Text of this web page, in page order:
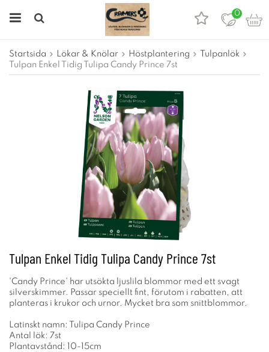
0
Startsida Lökar & Knölar Höstplantering
Tulpanlök
Tulpan Enkel Tidig Tulipa Candy Prince 7st
Tulpan Enkel Tidig Tulipa Candy Prince 7st
'Candy Prince' har utsökta ljuslila blommor med ett svagt
silverskimmer. Passar speciellt fint, förutom i rabatten, att
planteras i krukor och urnor. Mycket bra som snittblommor.
Latinskt namn: Tulipa Candy Prince
Antal lök: 7st
Plantavstånd: 10-15cm